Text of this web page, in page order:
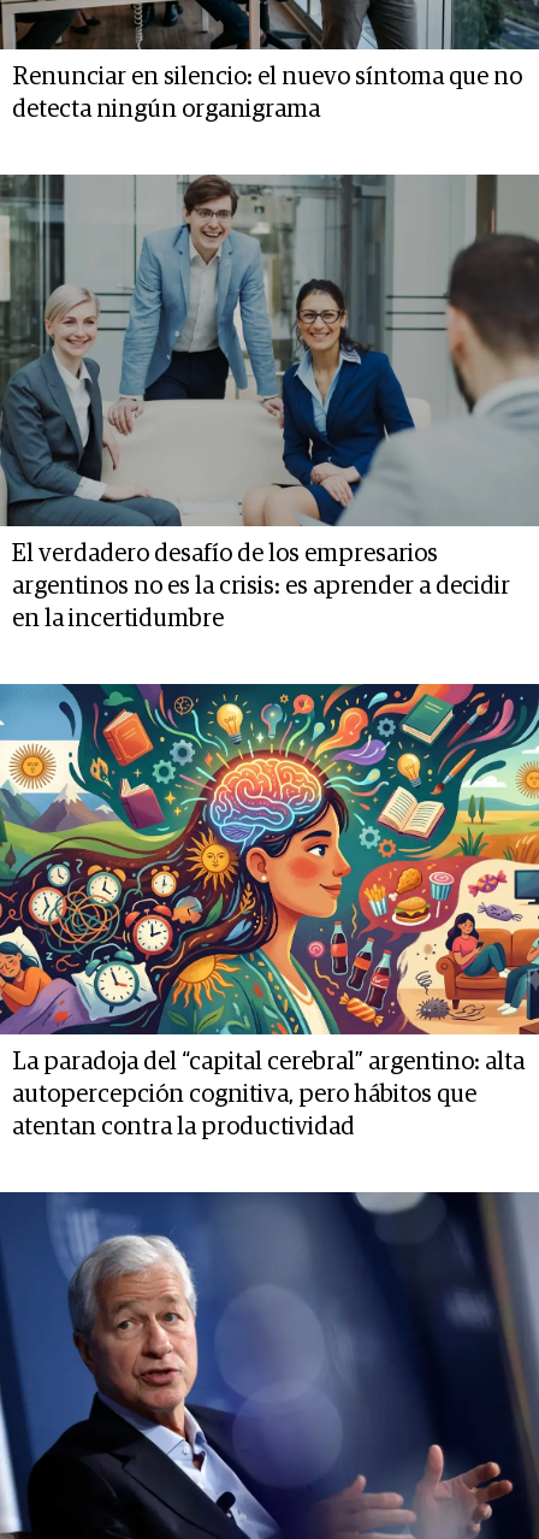
Renunciar en silencio: el nuevo síntoma que no
detecta ningún organigrama
El verdadero desafío de los empresarios
argentinos no es la crisis: es aprender a decidir
en la incertidumbre
La paradoja del “capital cerebral” argentino: alta
autopercepción cognitiva, pero hábitos que
atentan contra la productividad